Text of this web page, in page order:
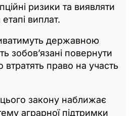
ризики та виявляти
виплат.
державною
зобов’язані повернути
втратять право на участь
закону наближає
аграрної підтримки